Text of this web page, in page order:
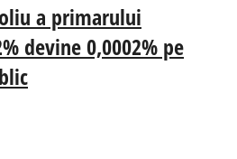
a primarului
devine 0,0002% pe